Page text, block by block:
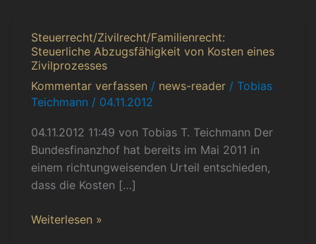
Steuerrecht/Zivilrecht/Familienrecht:
Steuerliche Abzugsfähigkeit von Kosten eines
Zivilprozesses
Kommentar verfassen / news-reader / Tobias
Teichmann / 04.11.2012
04.11.2012 11:49 von Tobias T. Teichmann Der
Bundesfinanzhof hat bereits im Mai 2011 in
einem richtungweisenden Urteil entschieden,
dass die Kosten […]
Steuerrecht/Zivilrecht/Familienrecht:
Steuerliche
Abzugsfähigkeit
von
Kosten
eines
Zivilprozesses
Weiterlesen »